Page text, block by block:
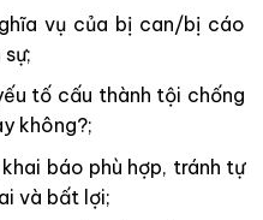
vụ của bị can/bị cáo
tố cấu thành tội chống
không?;
báo phù hợp, tránh tự
và bất lợi;